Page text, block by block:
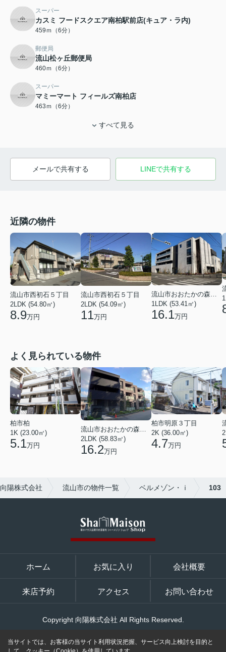
スーパー
カスミ フードスクエア南柏駅前店(キュア・ラ内)
459ｍ（6分）
郵便局
流山松ヶ丘郵便局
460ｍ（6分）
スーパー
マミーマート フィールズ南柏店
463ｍ（6分）
すべて見る
メールで共有する LINEで共有する
近隣の物件
流山市西初石５丁目
2LDK (54.80㎡)
8.9万円
流山市西初石５丁目
2LDK (54.09㎡)
11万円
1LDK (53.41㎡)
16.1万円
よく見られている物件
柏市柏
1K (23.00㎡)
5.1万円
2LDK (58.83㎡)
16.2万円
柏市明原３丁目
2K (36.00㎡)
4.7万円
陽株式会社 流山市の物件一覧 ベルメゾン・ｉ 103
ホーム お気に入り 会社概要
来店予約 アクセス お問い合わせ
Copyright 向陽株式会社 All Rights Reserved.
当サイトでは、お客様の当サイト利用状況把握、サービス向上検討を目的と